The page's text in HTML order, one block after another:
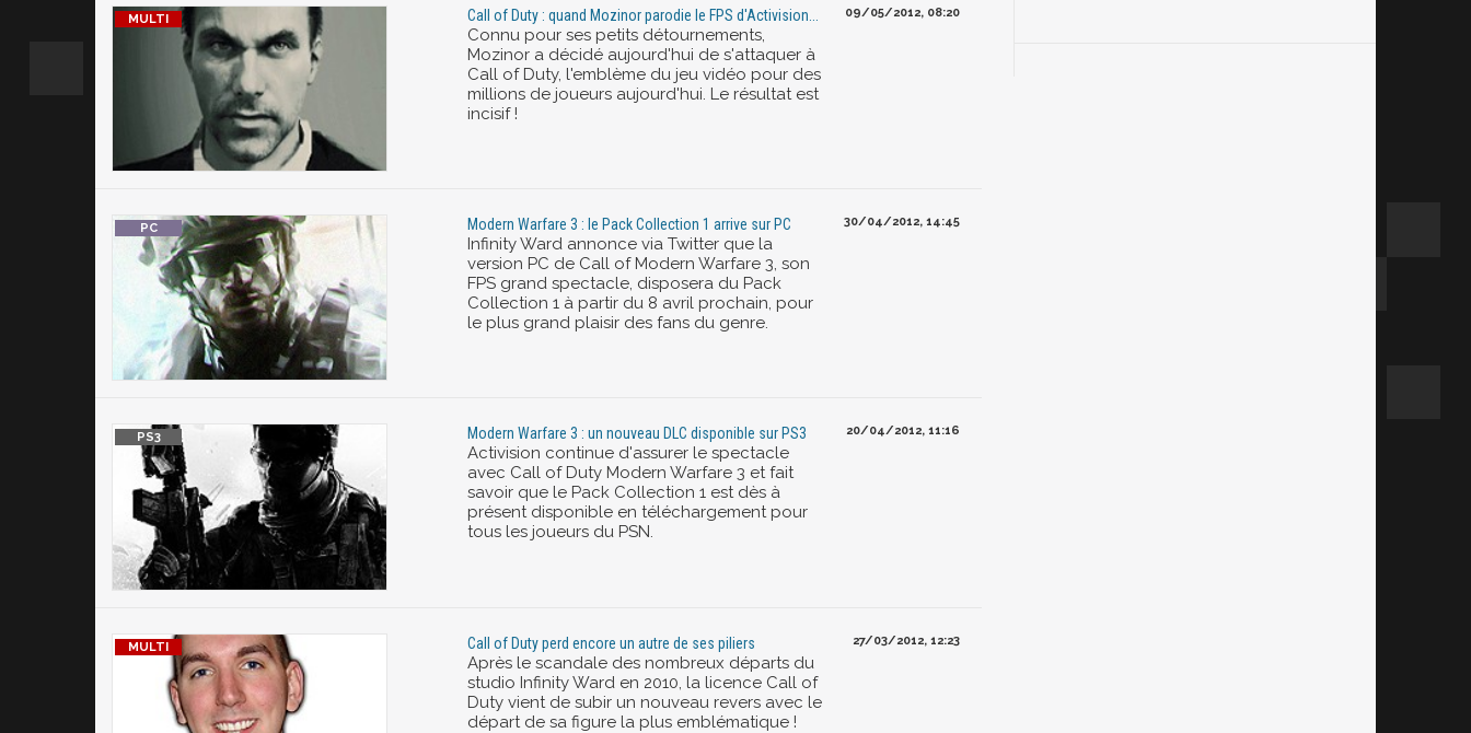
Call of Duty : quand Mozinor parodie le FPS d'Activision...
Connu pour ses petits détournements,
Mozinor a décidé aujourd'hui de s'attaquer à
Call of Duty, l'emblème du jeu vidéo pour des
millions de joueurs aujourd'hui. Le résultat est
incisif !
09/05/2012, 08:20
Modern Warfare 3 : le Pack Collection 1 arrive sur PC
Infinity Ward annonce via Twitter que la
version PC de Call of Modern Warfare 3, son
FPS grand spectacle, disposera du Pack
Collection 1 à partir du 8 avril prochain, pour
le plus grand plaisir des fans du genre.
30/04/2012, 14:45
Modern Warfare 3 : un nouveau DLC disponible sur PS3
Activision continue d'assurer le spectacle
avec Call of Duty Modern Warfare 3 et fait
savoir que le Pack Collection 1 est dès à
présent disponible en téléchargement pour
tous les joueurs du PSN.
20/04/2012, 11:16
Call of Duty perd encore un autre de ses piliers
Après le scandale des nombreux départs du
studio Infinity Ward en 2010, la licence Call of
Duty vient de subir un nouveau revers avec le
départ de sa figure la plus emblématique !
27/03/2012, 12:23